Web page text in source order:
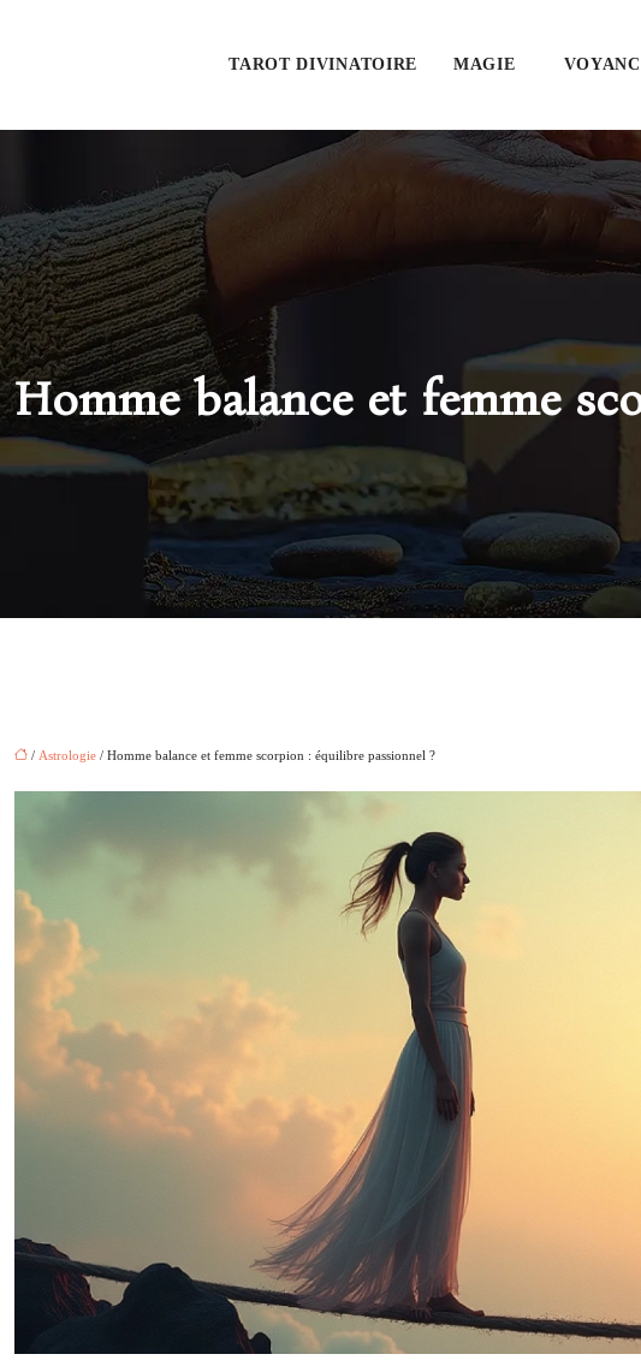
MAGIE
TAROT DIVINATOIRE
Homme balance et femme
/ Astrologie / Homme balance et femme scorpion : équilibre passionnel ?